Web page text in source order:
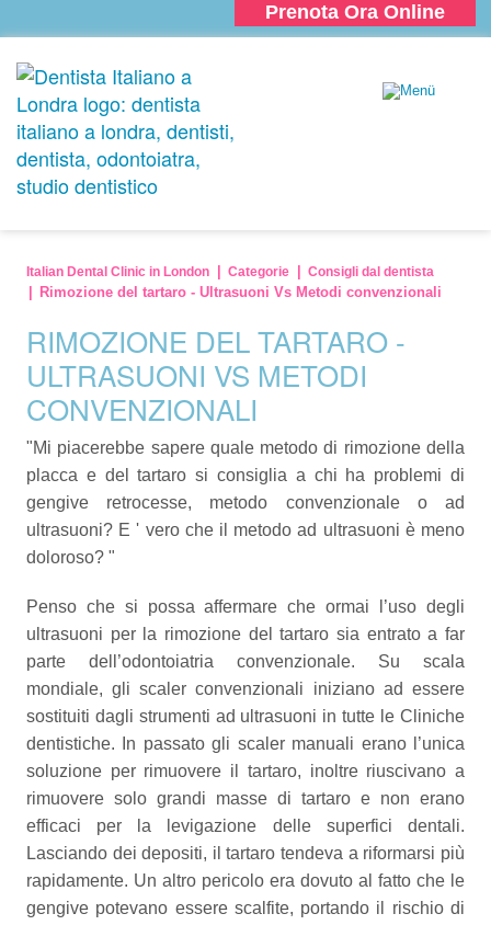
Prenota Ora Online
Italian Dental Clinic in London Categorie Consigli dal dentista
Rimozione del tartaro - Ultrasuoni Vs Metodi convenzionali
RIMOZIONE DEL TARTARO -
ULTRASUONI VS METODI
CONVENZIONALI
"Mi piacerebbe sapere quale metodo di rimozione della
placca e del tartaro si consiglia a chi ha problemi di
gengive retrocesse, metodo convenzionale o ad
ultrasuoni? E ' vero che il metodo ad ultrasuoni è meno
doloroso? "
Penso che si possa affermare che ormai l’uso degli
ultrasuoni per la rimozione del tartaro sia entrato a far
parte dell’odontoiatria convenzionale. Su scala
mondiale, gli scaler convenzionali iniziano ad essere
sostituiti dagli strumenti ad ultrasuoni in tutte le Cliniche
dentistiche. In passato gli scaler manuali erano l’unica
soluzione per rimuovere il tartaro, inoltre riuscivano a
rimuovere solo grandi masse di tartaro e non erano
efficaci per la levigazione delle superfici dentali.
Lasciando dei depositi, il tartaro tendeva a riformarsi più
rapidamente. Un altro pericolo era dovuto al fatto che le
gengive potevano essere scalfite, portando il rischio di